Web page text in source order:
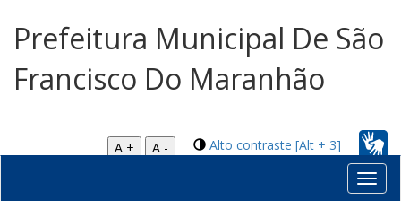
Prefeitura Municipal De São
Francisco Do Maranhão
Alto contraste [Alt + 3]
A +
A -